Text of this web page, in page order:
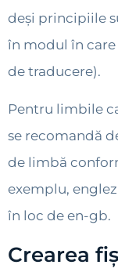
deși principiile
în modul în
de traducere).
Pentru limbile
se recomandă
de limbă
exemplu,
în loc de en-gb.
Crearea